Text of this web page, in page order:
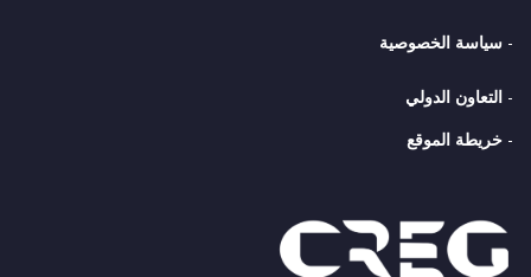
- سياسة الخصوصية
- التعاون الدولي
- خريطة الموقع